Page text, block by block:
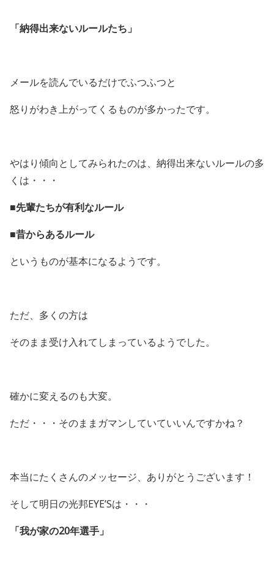
「納得出来ないルールたち」
メールを読んでいるだけでふつふつと
怒りがわき上がってくるものが多かったです。
やはり傾向としてみられたのは、納得出来ないルールの多
くは・・・
■先輩たちが有利なルール
■昔からあるルール
というものが基本になるようです。
ただ、多くの方は
そのまま受け入れてしまっているようでした。
確かに変えるのも大変。
ただ・・・そのままガマンしていていいんですかね？
本当にたくさんのメッセージ、ありがとうございます！
そして明日の光邦EYE’Sは・・・
「我が家の20年選手」